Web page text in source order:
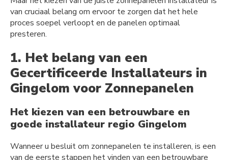
van cruciaal belang om ervoor te zorgen dat het hele
proces soepel verloopt en de panelen optimaal
presteren.
1. Het belang van een
Gecertificeerde Installateurs in
Gingelom voor Zonnepanelen
Het kiezen van een betrouwbare en
goede installateur regio Gingelom
Wanneer u besluit om zonnepanelen te installeren, is een
van de eerste stappen het vinden van een betrouwbare